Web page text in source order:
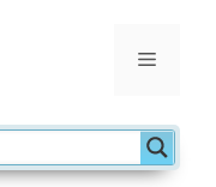
Menú